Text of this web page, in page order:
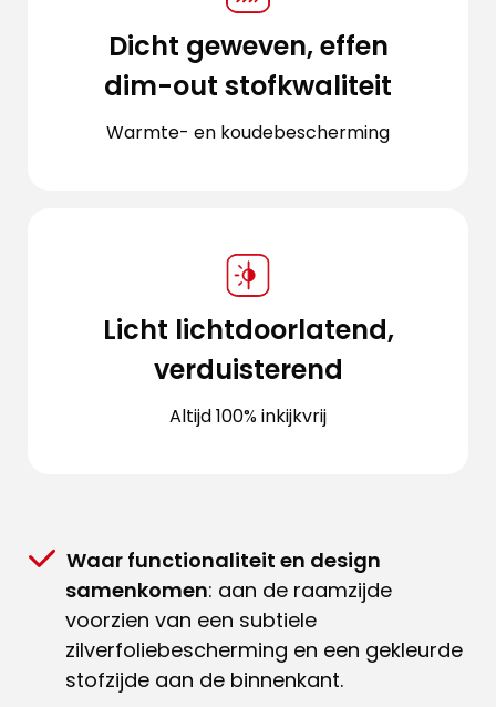
Dicht geweven, effen
dim-out stofkwaliteit
Warmte- en koudebescherming
Licht lichtdoorlatend,
verduisterend
Altijd 100% inkijkvrij
Waar functionaliteit en design
samenkomen: aan de raamzijde
voorzien van een subtiele
zilverfoliebescherming en een gekleurde
stofzijde aan de binnenkant.